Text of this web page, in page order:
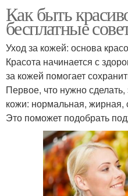
Как быть
бесплатные
Уход за кожей: основа
Красота начинается с
за кожей помогает
Первое, что нужно
кожи: нормальная, жирная,
Это поможет подобрать